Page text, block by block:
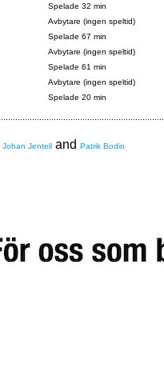
Spelade 32 min
Avbytare (ingen speltid)
Spelade 67 min
Avbytare (ingen speltid)
Spelade 61 min
Avbytare (ingen speltid)
Spelade 20 min
Johan Jentell and Patrik Bodin